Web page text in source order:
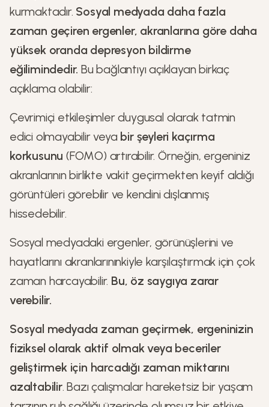
kurmaktadır. Sosyal medyada daha fazla
zaman geçiren ergenler, akranlarına göre daha
yüksek oranda depresyon bildirme
eğilimindedir. Bu bağlantıyı açıklayan birkaç
açıklama olabilir:
Çevrimiçi etkileşimler duygusal olarak tatmin
edici olmayabilir veya bir şeyleri kaçırma
korkusunu(FOMO) artırabilir. Örneğin, ergeniniz
akranlarının birlikte vakit geçirmekten keyif aldığı
görüntüleri görebilir ve kendini dışlanmış
hissedebilir.
Sosyal medyadaki ergenler, görünüşlerini ve
hayatlarını akranlarınınkiyle karşılaştırmak için çok
zaman harcayabilir. Bu, öz saygıya zarar
verebilir.
Sosyal medyada zaman geçirmek, ergeninizin
fiziksel olarak aktif olmak veya beceriler
geliştirmek için harcadığı zaman miktarını
azaltabilir. Bazı çalışmalar hareketsiz bir yaşam